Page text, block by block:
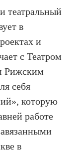
театральный
в
и
с Театром
Рижским
себя
которую
работе
в